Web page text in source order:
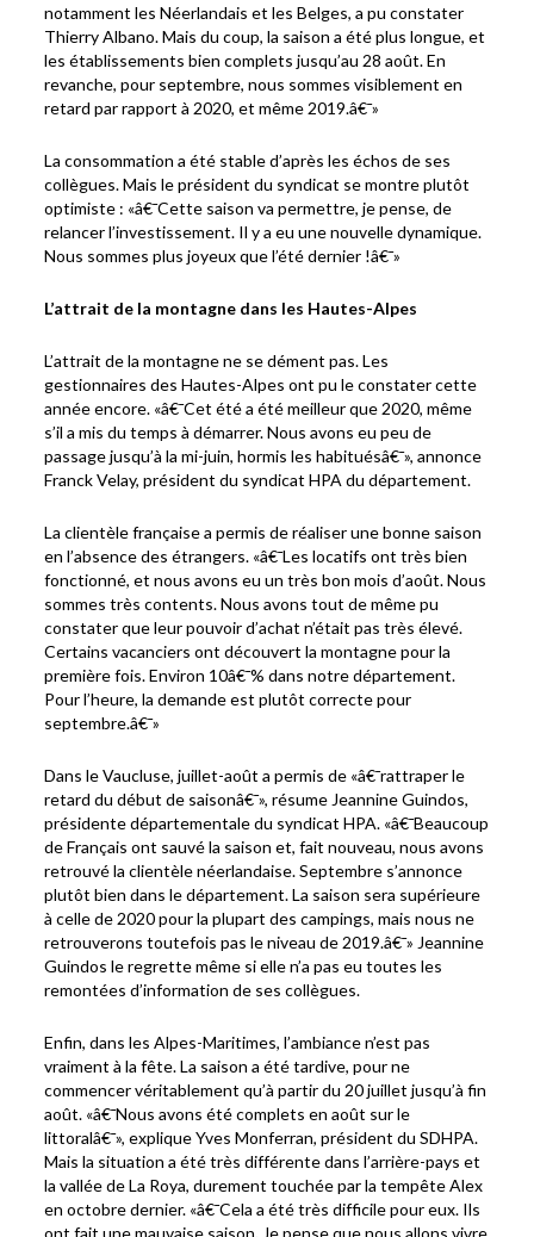
notamment les Néerlandais et les Belges, a pu constater
Thierry Albano. Mais du coup, la saison a été plus longue, et
les établissements bien complets jusqu’au 28 août. En
revanche, pour septembre, nous sommes visiblement en
retard par rapport à 2020, et même 2019.â€¯»
La consommation a été stable d’après les échos de ses
collègues. Mais le président du syndicat se montre plutôt
optimiste : «â€¯Cette saison va permettre, je pense, de
relancer l’investissement. Il y a eu une nouvelle dynamique.
Nous sommes plus joyeux que l’été dernier !â€¯»
L’attrait de la montagne dans les Hautes-Alpes
L’attrait de la montagne ne se dément pas. Les
gestionnaires des Hautes-Alpes ont pu le constater cette
année encore. «â€¯Cet été a été meilleur que 2020, même
s’il a mis du temps à démarrer. Nous avons eu peu de
passage jusqu’à la mi-juin, hormis les habituésâ€¯», annonce
Franck Velay, président du syndicat HPA du département.
La clientèle française a permis de réaliser une bonne saison
en l’absence des étrangers. «â€¯Les locatifs ont très bien
fonctionné, et nous avons eu un très bon mois d’août. Nous
sommes très contents. Nous avons tout de même pu
constater que leur pouvoir d’achat n’était pas très élevé.
Certains vacanciers ont découvert la montagne pour la
première fois. Environ 10â€¯% dans notre département.
Pour l’heure, la demande est plutôt correcte pour
septembre.â€¯»
Dans le Vaucluse, juillet-août a permis de «â€¯rattraper le
retard du début de saisonâ€¯», résume Jeannine Guindos,
présidente départementale du syndicat HPA. «â€¯Beaucoup
de Français ont sauvé la saison et, fait nouveau, nous avons
retrouvé la clientèle néerlandaise. Septembre s’annonce
plutôt bien dans le département. La saison sera supérieure
à celle de 2020 pour la plupart des campings, mais nous ne
retrouverons toutefois pas le niveau de 2019.â€¯» Jeannine
Guindos le regrette même si elle n’a pas eu toutes les
remontées d’information de ses collègues.
Enfin, dans les Alpes-Maritimes, l’ambiance n’est pas
vraiment à la fête. La saison a été tardive, pour ne
commencer véritablement qu’à partir du 20 juillet jusqu’à fin
août. «â€¯Nous avons été complets en août sur le
littoralâ€¯», explique Yves Monferran, président du SDHPA.
Mais la situation a été très différente dans l’arrière-pays et
la vallée de La Roya, durement touchée par la tempête Alex
en octobre dernier. «â€¯Cela a été très difficile pour eux. Ils
ont fait une mauvaise saison. Je pense que nous allons vivre